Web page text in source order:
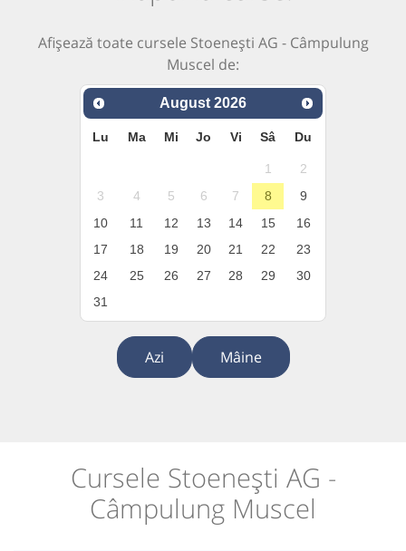
Afișează toate cursele Stoenești AG - Câmpulung
Muscel de:
August 2026
Lu Ma Mi Jo Vi Sâ Du
1
2
3
4 5 6 7 8
9
10
11 12 13 14 15
16
17
18 19 20 21 22
23
24
25 26 27 28 29
30
31
Azi Mâine
Cursele Stoenești AG -
Câmpulung Muscel